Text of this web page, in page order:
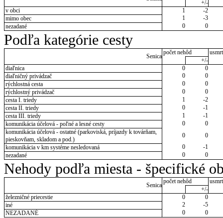
+/-
v obci
1
-2
mimo obec
1
-3
nezadané
0 0
Podľa kategórie cesty
Senica
počet nehôd
+/-
diaľnica
0
0
diaľničný privádzač
0
0
rýchlostná cesta
0
0
rýchlostný privádzač
0
0
cesta I. triedy
1
-2
cesta II. triedy
0
-1
cesta III. triedy
1
-1
komunikácia účelová - poľné a lesné cesty
0
0
komunikácia účelová - ostatné (parkoviská, príjazdy k továrňam,
pieskovňam, skladom a pod.)
0
0
komunikácia v km systéme nesledovaná
0
-1
nezadané
0 0
Nehody podľa miesta - špecifické
Senica
počet nehôd
+/-
železničné priecestie
0
0
iné
2
-5
NEZADANÉ
0 0